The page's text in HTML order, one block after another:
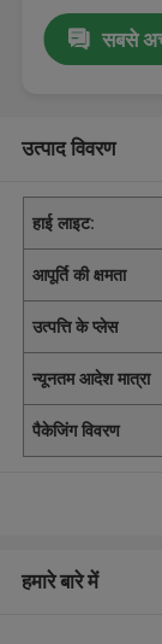
सबसे
उत्पाद विवरण
हाई लाइट:
आपूर्ति की क्षमता
उत्पत्ति के प्लेस
न्यूनतम आदेश मात्रा
पैकेजिंग विवरण
हमारे बारे में